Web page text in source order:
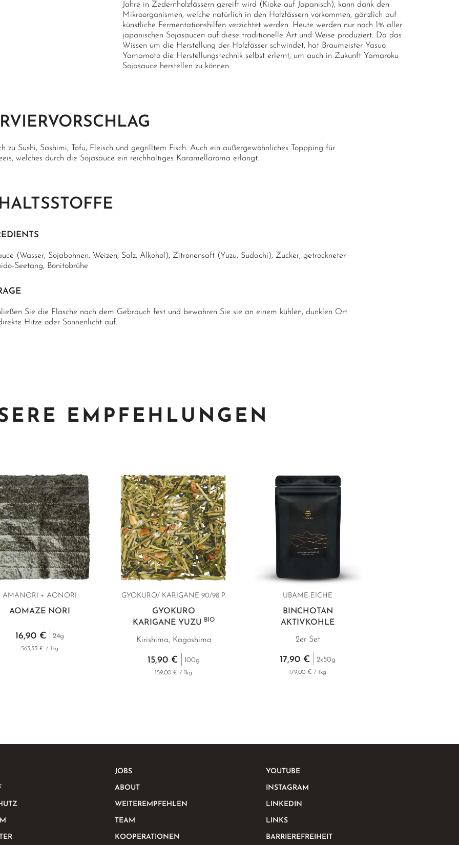
Jahre in Zedernholzfässern gereift wird (Kioke auf Japanisch), kann dank den
Mikroorganismen, welche natürlich in den Holzfässern vorkommen, gänzlich auf
künstliche Fermentationshilfen verzichtet werden. Heute werden nur noch 1% aller
japanischen Sojasaucen auf diese traditionelle Art und Weise produziert. Da das
Wissen um die Herstellung der Holzfässer schwindet, hat Braumeister Yasuo
Yamamoto die Herstellungstechnik selbst erlernt, um auch in Zukunft Yamaroku
Sojasauce herstellen zu können.
zu Sushi, Sashimi, Tofu, Fleisch und gegrilltem Fisch. Auch ein außergewöhnliches Toppping für
welches durch die Sojasauce ein reichhaltiges Karamellaroma erlangt.
(Wasser, Sojabohnen, Weizen, Salz, Alkohol), Zitronensaft (Yuzu, Sudachi), Zucker, getrockneter
Seetang, Bonitobrühe
Sie die Flasche nach dem Gebrauch fest und bewahren Sie sie an einem kühlen, dunklen Ort
Hitze oder Sonnenlicht auf.
EMPFEHLUNGEN
AMANORI + AONORI
AOMAZE NORI
16,90 € 24g
563,33 € / 1kg
GYOKURO/ KARIGANE 90/98 P.
GYOKURO
KARIGANE YUZU BIO
Kirishima, Kagoshima
15,90 € 100g
159,00 € / 1kg
UBAME-EICHE
BINCHOTAN
AKTIVKOHLE
2er Set
17,90 € 2x50g
179,00 € / 1kg
JOBS
ABOUT
WEITEREMPFEHLEN
TEAM
KOOPERATIONEN
YOUTUBE
INSTAGRAM
LINKEDIN
LINKS
BARRIEREFREIHEIT